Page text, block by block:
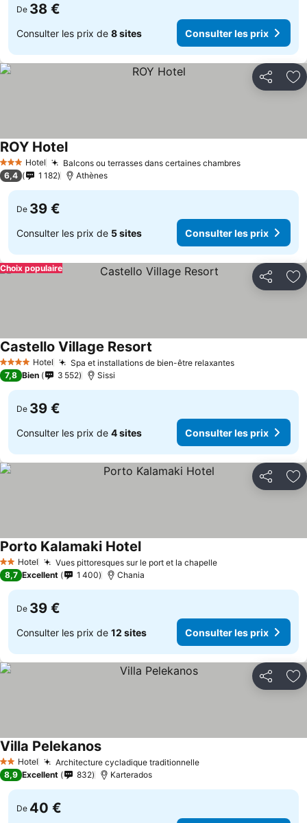
De 38 €
Consulter les prix de 8 sites Consulter les prix
Partager
3 ÉtoilesHotel Balcons ou terrasses dans certaines chambres
ROY Hotel
6,4 1 182 Athènes
De 39 €
Consulter les prix de 5 sites Consulter les prix
Partager
Choix populaire
4 Étoiles Hotel Spa et installations de bien-être relaxantes
Castello Village Resort
7,8 Bien 3 552 Sissi
De 39 €
Consulter les prix de 4 sites Consulter les prix
Partager
2 Étoiles
Hotel Vues pittoresques sur le port et la chapelle
Porto Kalamaki Hotel
8,7 Excellent 1 400 Chania
De 39 €
Consulter les prix de 12 sites Consulter les prix
Partager
2 Étoiles
Hotel Architecture cycladique traditionnelle
Villa Pelekanos
8,9 Excellent 832 Karterados
De 40 €